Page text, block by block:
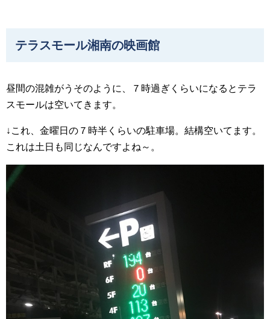
テラスモール湘南の映画館
昼間の混雑がうそのように、７時過ぎくらいになるとテラ
スモールは空いてきます。
↓これ、金曜日の７時半くらいの駐車場。結構空いてます。
これは土日も同じなんですよね～。